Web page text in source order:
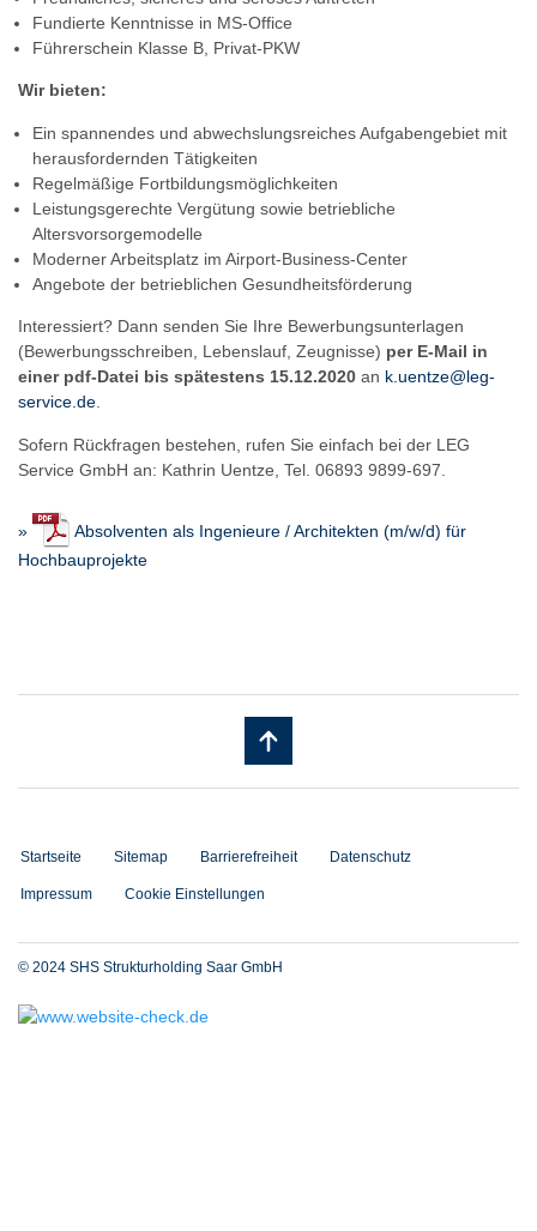
Fundierte Kenntnisse in MS-Office
Führerschein Klasse B, Privat-PKW
Wir bieten:
Ein spannendes und abwechslungsreiches Aufgabengebiet mit
herausfordernden Tätigkeiten
Regelmäßige Fortbildungsmöglichkeiten
Leistungsgerechte Vergütung sowie betriebliche
Altersvorsorgemodelle
Moderner Arbeitsplatz im Airport-Business-Center
Angebote der betrieblichen Gesundheitsförderung
Interessiert? Dann senden Sie Ihre Bewerbungsunterlagen
(Bewerbungsschreiben, Lebenslauf, Zeugnisse) per E-Mail in
einer pdf-Datei bis spätestens 15.12.2020 an k.uentze@leg-
service.de.
Sofern Rückfragen bestehen, rufen Sie einfach bei der LEG
Service GmbH an: Kathrin Uentze, Tel. 06893 9899-697.
»
Absolventen als Ingenieure / Architekten (m/w/d) für
Hochbauprojekte
Startseite Sitemap Barrierefreiheit Datenschutz
Impressum Cookie Einstellungen
© 2024 SHS Strukturholding Saar GmbH